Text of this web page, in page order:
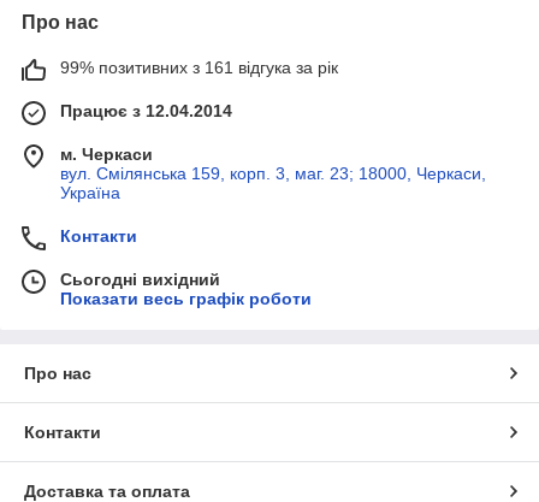
Про нас
99% позитивних з 161 відгука за рік
Працює з 12.04.2014
м. Черкаси
вул. Смілянська 159, корп. 3, маг. 23; 18000, Черкаси,
Україна
Контакти
Сьогодні вихідний
Показати весь графік роботи
Про нас
Контакти
Доставка та оплата